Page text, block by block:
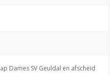
Dames SV Geuldal en afscheid